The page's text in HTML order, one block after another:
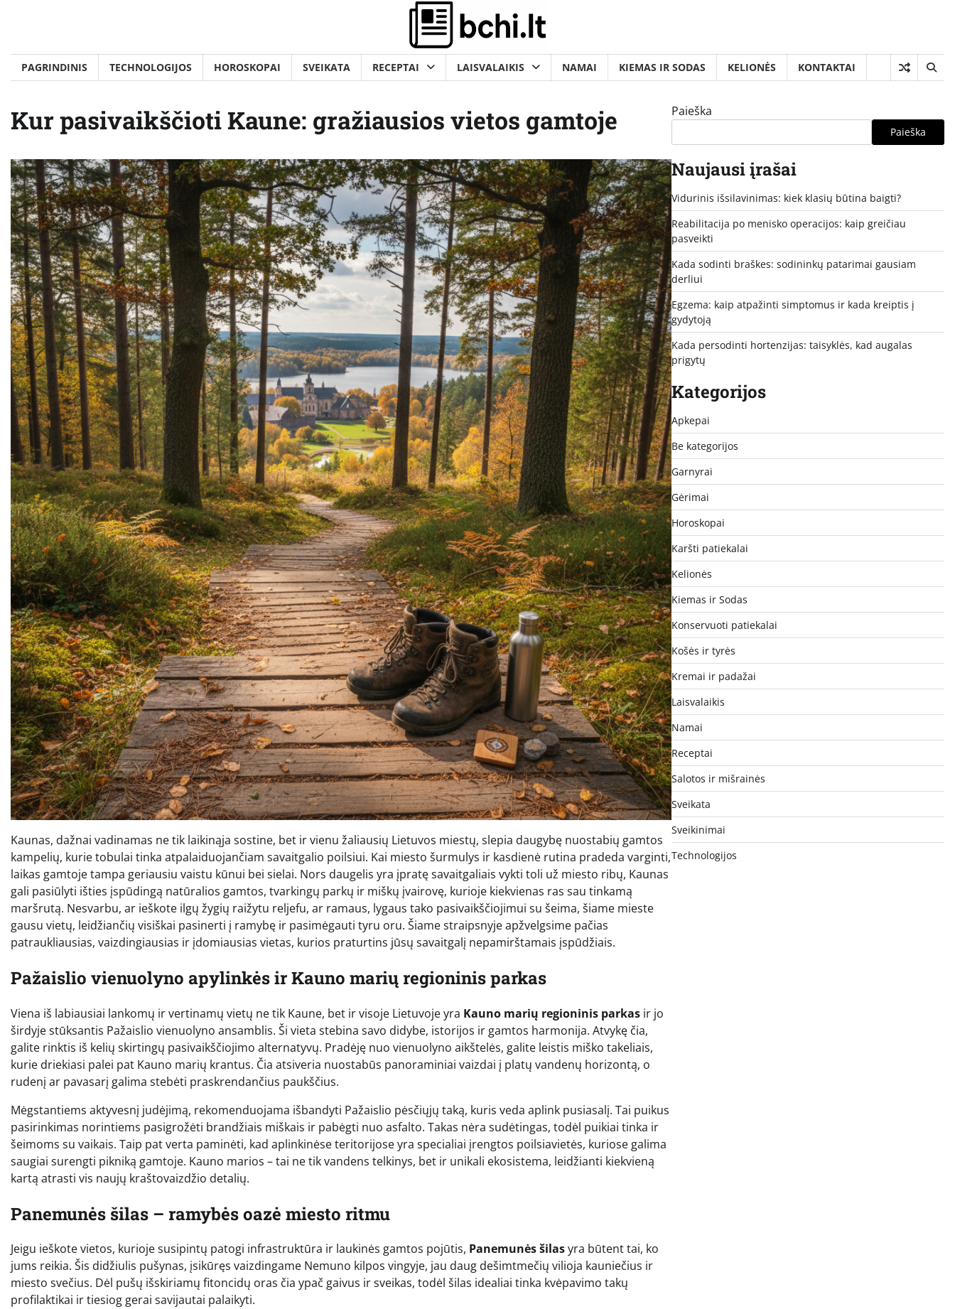
PAGRINDINIS TECHNOLOGIJOS HOROSKOPAI SVEIKATA RECEPTAI LAISVALAIKIS NAMAI KIEMAS IR SODAS KELIONĖS KONTAKTAI
Kur pasivaikščioti Kaune: gražiausios vietos gamtoje
Kaunas, dažnai vadinamas ne tik laikinąja sostine, bet ir vienu žaliausių Lietuvos miestų, slepia daugybę nuostabių gamtos
kampelių, kurie tobulai tinka atpalaiduojančiam savaitgalio poilsiui. Kai miesto šurmulys ir kasdienė rutina pradeda varginti,
laikas gamtoje tampa geriausiu vaistu kūnui bei sielai. Nors daugelis yra įpratę savaitgaliais vykti toli už miesto ribų, Kaunas
gali pasiūlyti išties įspūdingą natūralios gamtos, tvarkingų parkų ir miškų įvairovę, kurioje kiekvienas ras sau tinkamą
maršrutą. Nesvarbu, ar ieškote ilgų žygių raižytu reljefu, ar ramaus, lygaus tako pasivaikščiojimui su šeima, šiame mieste
gausu vietų, leidžiančių visiškai pasinerti į ramybę ir pasimėgauti tyru oru. Šiame straipsnyje apžvelgsime pačias
patraukliausias, vaizdingiausias ir įdomiausias vietas, kurios praturtins jūsų savaitgalį nepamirštamais įspūdžiais.
Pažaislio vienuolyno apylinkės ir Kauno marių regioninis parkas
Viena iš labiausiai lankomų ir vertinamų vietų ne tik Kaune, bet ir visoje Lietuvoje yra Kauno marių regioninis parkas ir jo
širdyje stūksantis Pažaislio vienuolyno ansamblis. Ši vieta stebina savo didybe, istorijos ir gamtos harmonija. Atvykę čia,
galite rinktis iš kelių skirtingų pasivaikščiojimo alternatyvų. Pradėję nuo vienuolyno aikštelės, galite leistis miško takeliais,
kurie driekiasi palei pat Kauno marių krantus. Čia atsiveria nuostabūs panoraminiai vaizdai į platų vandenų horizontą, o
rudenį ar pavasarį galima stebėti praskrendančius paukščius.
Mėgstantiems aktyvesnį judėjimą, rekomenduojama išbandyti Pažaislio pėsčiųjų taką, kuris veda aplink pusiasalį. Tai puikus
pasirinkimas norintiems pasigrožėti brandžiais miškais ir pabėgti nuo asfalto. Takas nėra sudėtingas, todėl puikiai tinka ir
šeimoms su vaikais. Taip pat verta paminėti, kad aplinkinėse teritorijose yra specialiai įrengtos poilsiavietės, kuriose galima
saugiai surengti pikniką gamtoje. Kauno marios – tai ne tik vandens telkinys, bet ir unikali ekosistema, leidžianti kiekvieną
kartą atrasti vis naujų kraštovaizdžio detalių.
Panemunės šilas – ramybės oazė miesto ritmu
Jeigu ieškote vietos, kurioje susipintų patogi infrastruktūra ir laukinės gamtos pojūtis, Panemunės šilasyra būtent tai, ko
jums reikia. Šis didžiulis pušynas, įsikūręs vaizdingame Nemuno kilpos vingyje, jau daug dešimtmečių vilioja kauniečius ir
miesto svečius. Dėl pušų išskiriamų fitoncidų oras čia ypač gaivus ir sveikas, todėl šilas idealiai tinka kvėpavimo takų
profilaktikai ir tiesiog gerai savijautai palaikyti.
Paieška
Paieška
Naujausi įrašai
Vidurinis išsilavinimas: kiek klasių būtina baigti?
Reabilitacija po menisko operacijos: kaip greičiau
pasveikti
Kada sodinti braškes: sodininkų patarimai gausiam
derliui
Egzema: kaip atpažinti simptomus ir kada kreiptis į
gydytoją
Kada persodinti hortenzijas: taisyklės, kad augalas
prigytų
Kategorijos
Apkepai
Be kategorijos
Garnyrai
Gėrimai
Horoskopai
Karšti patiekalai
Kelionės
Kiemas ir Sodas
Konservuoti patiekalai
Košės ir tyrės
Kremai ir padažai
Laisvalaikis
Namai
Receptai
Salotos ir mišrainės
Sveikata
Sveikinimai
Technologijos